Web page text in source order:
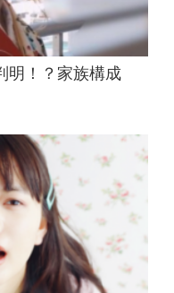
明！？家族構成